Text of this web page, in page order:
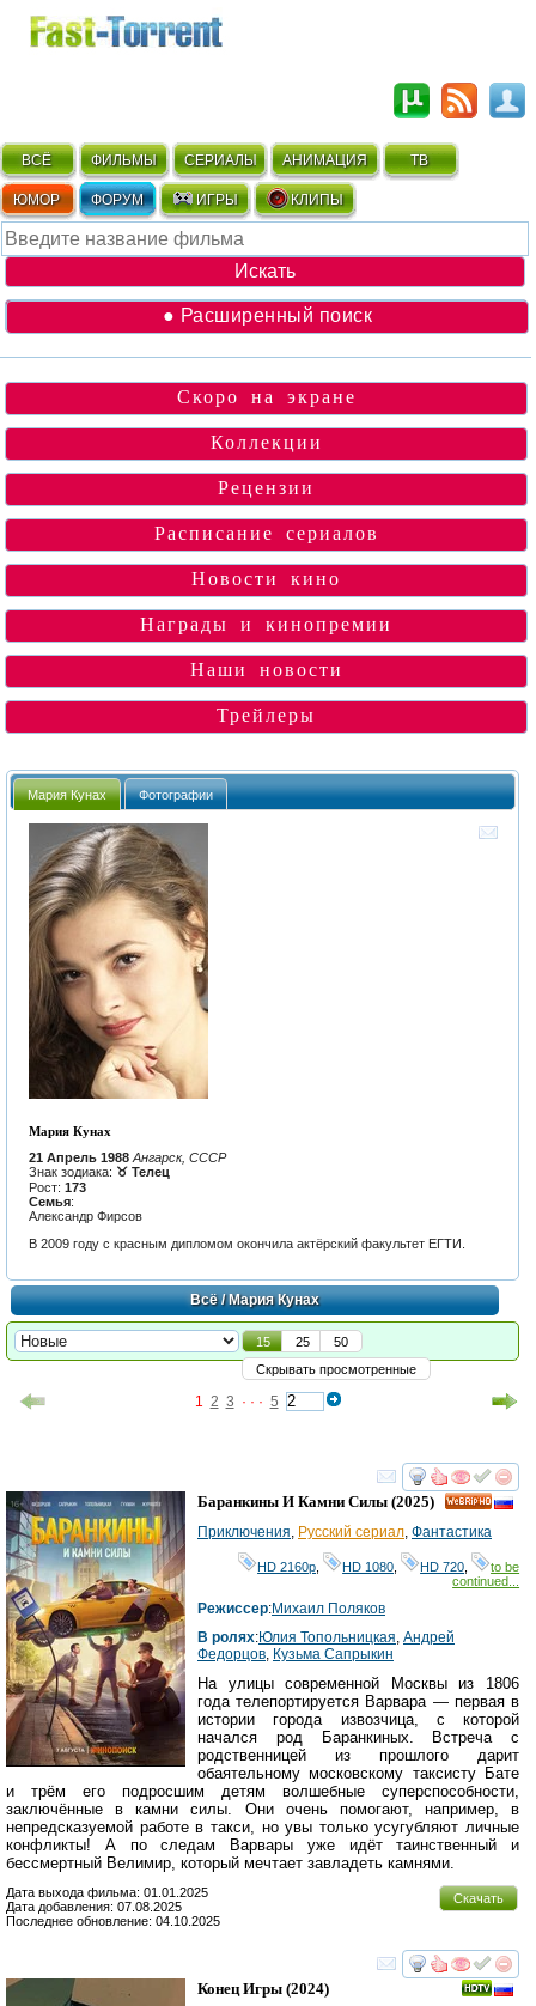
ВСЁ ФИЛЬМЫ СЕРИАЛЫ АНИМАЦИЯ ТВ
ЮМОР ФОРУМ ИГРЫ КЛИПЫ
● Расширенный поиск
Скоро на экране
Коллекции
Рецензии
Расписание сериалов
Новости кино
Награды и кинопремии
Наши новости
Трейлеры
Мария Кунах Фотографии
Мария Кунах
21 Апрель 1988 Ангарск, СССР
Знак зодиака: ♉ Телец
Рост: 173
Семья:
Александр Фирсов
В 2009 году с красным дипломом окончила актёрский факультет ЕГТИ.
Всё/ Мария Кунах
15 25
50
Скрывать просмотренные
1 2 3 · · · 5
смотреть
Баранкины И Камни Силы (2025)
Приключения Русский сериал Фантастика
HD 2160р HD 1080 HD 720
to be
continued...
Режиссер:Михаил Поляков
В ролях:Юлия Топольницкая Андрей
Федорцов Кузьма Сапрыкин
На улицы современной Москвы из 1806
года телепортируется Варвара — первая в
истории города извозчица, с которой
начался род Баранкиных. Встреча с
родственницей из прошлого дарит
обаятельному московскому таксисту Бате
и трём его подросшим детям волшебные суперспособности,
заключённые в камни силы. Они очень помогают, например, в
непредсказуемой работе в такси, но увы только усугубляют личные
конфликты! А по следам Варвары уже идёт таинственный и
бессмертный Велимир, который мечтает завладеть камнями.
Скачать
Дата выхода фильма: 01.01.2025
Дата добавления: 07.08.2025
Последнее обновление: 04.10.2025
смотреть
Конец Игры (2024)